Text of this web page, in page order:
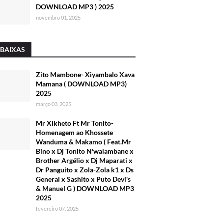
DOWNLOAD MP3 ) 2025
novembro 01, 2025
Zito Mambone- Xiyambalo Xava
Mamana ( DOWNLOAD MP3)
2025
março 03, 2025
Mr Xikheto Ft Mr Tonito-
Homenagem ao Khossete
Wanduma & Makamo ( Feat.Mr
Bino x Dj Tonito N'walambane x
Brother Argélio x Dj Maparati x
Dr Panguito x Zola-Zola k1 x Ds
General x Sashito x Puto Devi's
& Manuel G ) DOWNLOAD MP3
2025
fevereiro 07, 2025